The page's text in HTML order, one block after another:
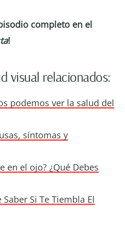
completo en el
!
visual relacionados:
podemos ver la salud del
síntomas y
en el ojo? ¿Qué Debes
Si Te Tiembla El